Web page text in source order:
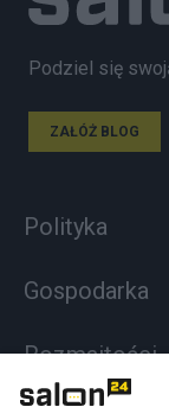
Podziel się
ZAŁÓŻ BLOG
Polityka
Gospodarka
Rozmaitości